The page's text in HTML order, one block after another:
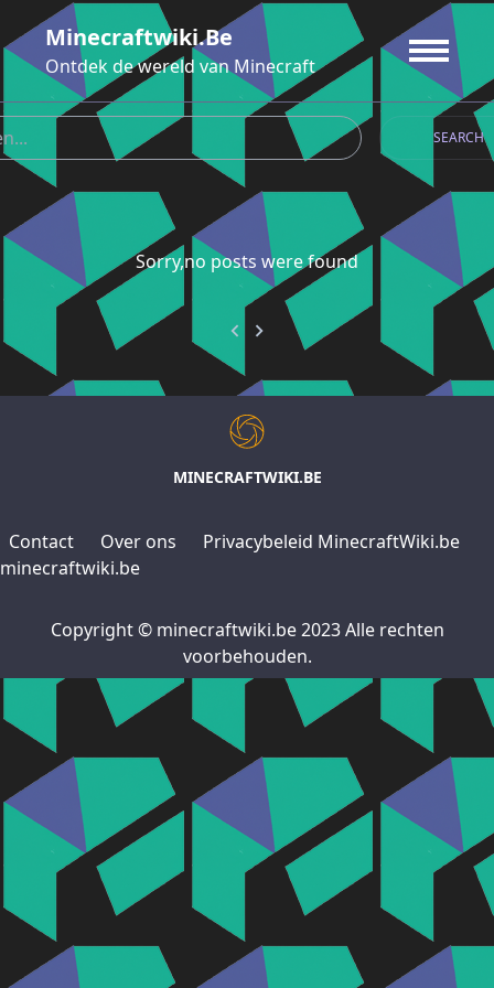
naar
de
inhoud
Minecraftwiki.be
Ontdek de wereld van Minecraft
SEARCH
Sorry,no posts were found
MINECRAFTWIKI.BE
Contact Over ons
Privacybeleid MinecraftWiki.be
minecraftwiki.be
Copyright © minecraftwiki.be 2023 Alle rechten
voorbehouden.